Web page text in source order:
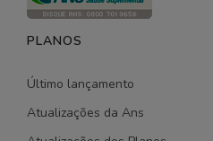
PLANOS
Último lançamento
Atualizações da Ans